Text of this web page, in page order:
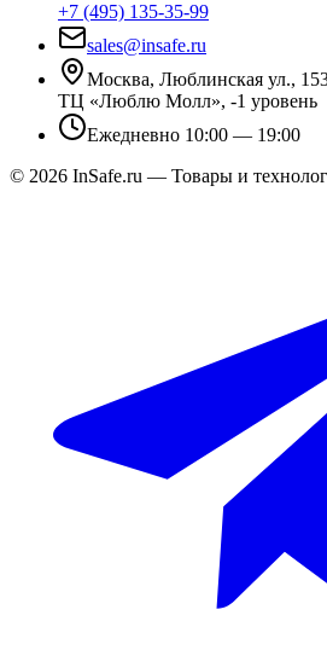
+7 (495) 135-35-99
sales@insafe.ru
Москва, Люблинская ул.,
ТЦ «Люблю Молл», -1 уровень
Ежедневно 10:00 — 19:00
© 2026 InSafe.ru — Товары и